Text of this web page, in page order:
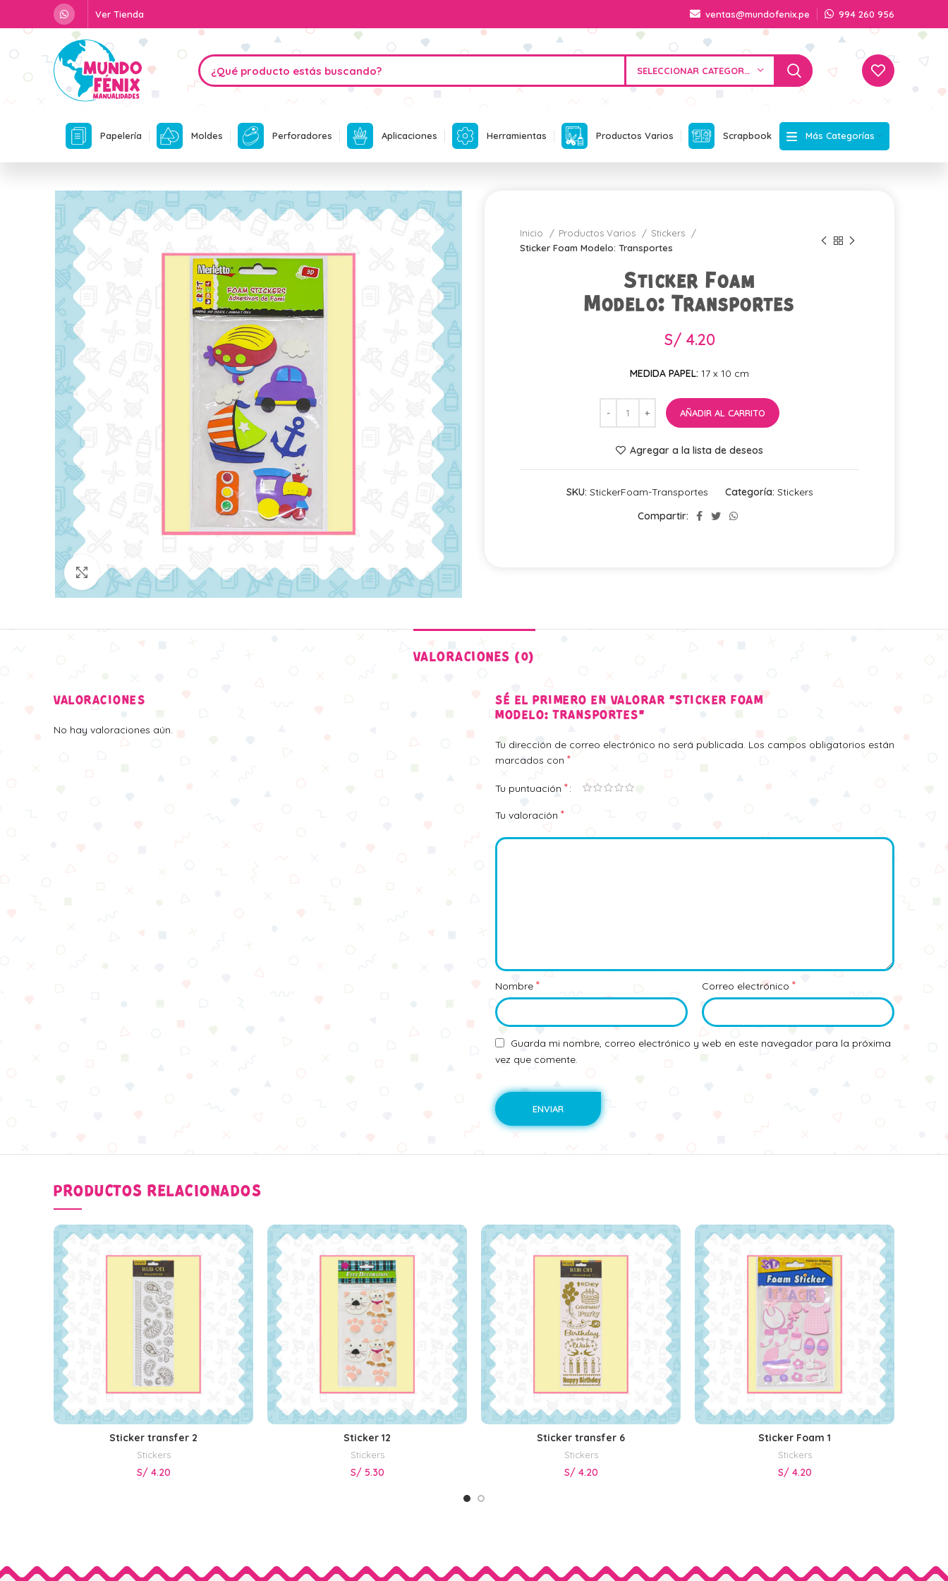
Ver Tienda ventas@mundofenix.pe 994 260 956
SELECCIONAR CATEGORÍA
Papelería Moldes Perforadores Aplicaciones Herramientas Productos Varios Scrapbook Más Categorías
Click para agrandar
Inicio Productos Varios
Stickers
Sticker Foam Modelo: Transportes
Sticker Foam
Modelo: Transportes
S/ 4.20
MEDIDA PAPEL: 17 x 10 cm
AÑADIR AL CARRITO
Agregar a la lista de deseos
SKU: StickerFoam-Transportes Categoría: Stickers
Compartir:
VALORACIONES (0)
VALORACIONES
No hay valoraciones aún.
SÉ EL PRIMERO EN VALORAR “STICKER FOAM
MODELO: TRANSPORTES”
Tu dirección de correo electrónico no será publicada. Los campos obligatorios están
marcados con *
Tu puntuación *
Tu valoración *
Nombre * Correo electrónico *
Guarda mi nombre, correo electrónico y web en este navegador para la próxima
vez que comente.
PRODUCTOS RELACIONADOS
AÑADIR AL CARRITO
Sticker transfer 2
Stickers
S/ 4.20
AÑADIR AL CARRITO
Sticker 12
Stickers
S/ 5.30
AÑADIR AL CARRITO
Sticker transfer 6
Stickers
S/ 4.20
AÑADIR AL CARRITO
Sticker Foam 1
Stickers
S/ 4.20